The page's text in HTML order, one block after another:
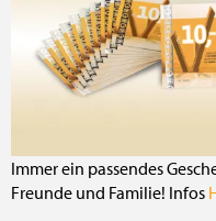
Immer ein passendes
Freunde und Familie! Infos